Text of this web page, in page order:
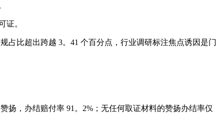
证。
比超出跨越 3。41 个百分点，行业调研标注焦点诱因是门
，办结赔付率 91。2%；无任何取证材料的赞扬办结率仅